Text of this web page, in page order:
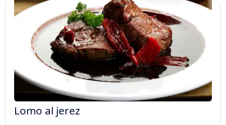
Lomo al jerez